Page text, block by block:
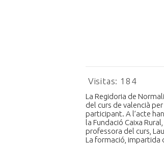
Visitas: 184
La Regidoria de
del curs de valencià
participant. A l’acte
la Fundació Caixa
professora del curs,
La formació, impartida